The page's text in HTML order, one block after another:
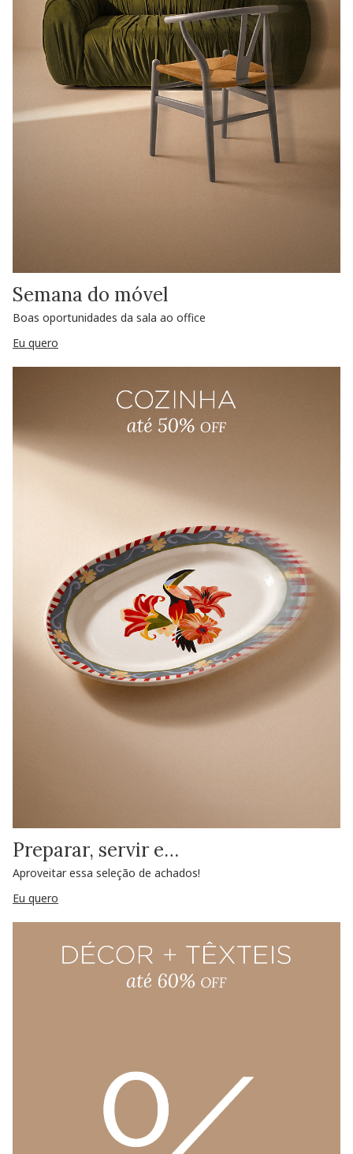
Semana do móvel
Boas oportunidades da sala ao office
Eu quero
Preparar, servir e…
Aproveitar essa seleção de achados!
Eu quero